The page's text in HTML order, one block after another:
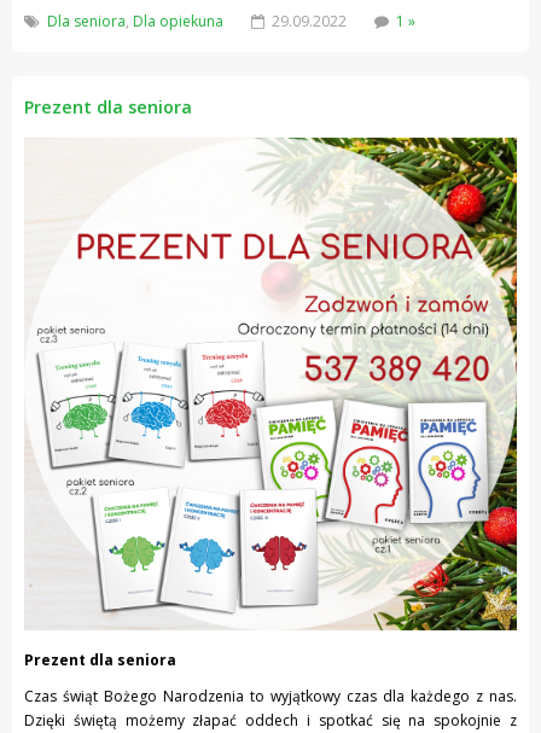
Dla seniora, Dla opiekuna 29.09.2022 1 »
Prezent dla seniora
Prezent dla seniora
Czas świąt Bożego Narodzenia to wyjątkowy czas dla każdego z nas.
Dzięki świętą możemy złapać oddech i spotkać się na spokojnie z